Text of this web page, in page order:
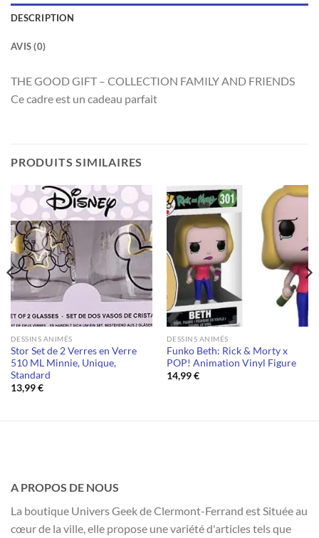
DESCRIPTION
AVIS (0)
THE GOOD GIFT – COLLECTION FAMILY AND FRIENDS
Ce cadre est un cadeau parfait
PRODUITS SIMILAIRES
DESSINS ANIMÉS
Stor Set de 2 Verres en Verre
510 ML Minnie, Unique,
Standard
13,99€
DESSINS ANIMÉS
Funko Beth: Rick & Morty x
POP! Animation Vinyl Figure
14,99€
A PROPOS DE NOUS
La boutique Univers Geek de Clermont-Ferrand est Située au
cœur de la ville, elle propose une variété d'articles tels que